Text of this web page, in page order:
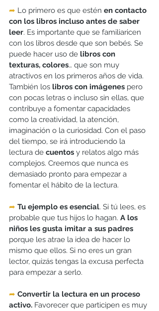
➦ Lo primero es que estén en contacto
con los libros incluso antes de saber
leer. Es importante que se familiaricen
con los libros desde que son bebés. Se
puede hacer uso de libros con
texturas, colores… que son muy
atractivos en los primeros años de vida.
También los libros con imágenes pero
con pocas letras o incluso sin ellas, que
contribuye a fomentar capacidades
como la creatividad, la atención,
imaginación o la curiosidad. Con el paso
del tiempo, se irá introduciendo la
lectura de cuentos y relatos algo más
complejos. Creemos que nunca es
demasiado pronto para empezar a
fomentar el hábito de la lectura.
➦ Tu ejemplo es esencial. Si tú lees, es
probable que tus hijos lo hagan. A los
niños les gusta imitar a sus padres
porque les atrae la idea de hacer lo
mismo que ellos. Si no eres un gran
lector, quizás tengas la excusa perfecta
para empezar a serlo.
➦ Convertir la lectura en un proceso
activo. Favorecer que participen es muy